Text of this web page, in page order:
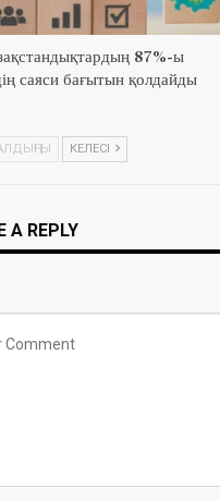
87%-ы
саяси бағытын қолдайды
КЕЛЕСІ
A REPLY